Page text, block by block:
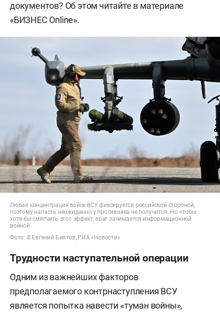
документов? Об этом читайте в материале
«БИЗНЕС Online».
Любая концентрация войск ВСУ фиксируется российской стороной,
поэтому напасть неожиданно у противника не получится. Но чтобы
хотя бы смягчить этот эффект, враг занимается информационной
войной
Фото: © Евгений Биятов, РИА «Новости»
Трудности наступательной операции
Одним из важнейших факторов
предполагаемого контрнаступления ВСУ
является попытка навести «туман войны»,